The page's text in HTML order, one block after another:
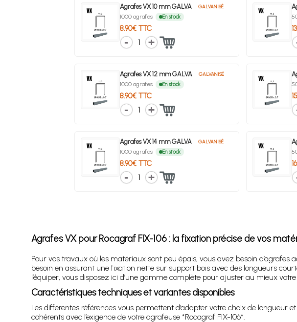
Agrafes VX 10 mm GALVA GALVANISÉ
1000 agrafes En stock
8.90€ TTC
1
Agrafes VX 12 mm GALVA GALVANISÉ
1000 agrafes En stock
8.90€ TTC
1
Agrafes VX 14 mm GALVA GALVANISÉ
1000 agrafes En stock
8.90€ TTC
1
Agrafes VX pour Rocagraf FIX-106 : la fixation précise de vos
Pour vos travaux où les matériaux sont peu épais, vous avez besoin d’agrafes
besoin en assurant une fixation nette sur support bois avec des longueurs
l’équiper, vous disposez ici d’une gamme complète pour ajuster au mieux votre
Caractéristiques techniques et variantes disponibles
Les différentes références vous permettent d’adapter votre choix de
cohérents avec l’exigence de votre agrafeuse *Rocagraf FIX-106*.